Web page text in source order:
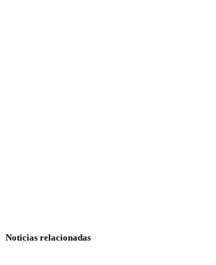
Noticias relacionadas